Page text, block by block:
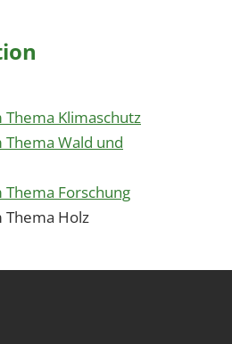
Klimaschutz
Wald und
Forschung
Thema Holz